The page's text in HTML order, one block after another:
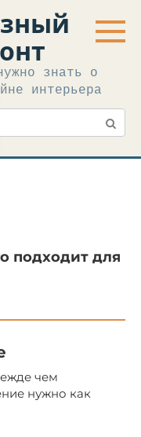
знать о
интерьера
подходит для
чем
нужно как